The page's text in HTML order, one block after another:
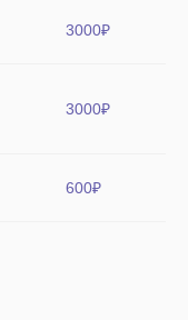
3000₽
3000₽
600₽